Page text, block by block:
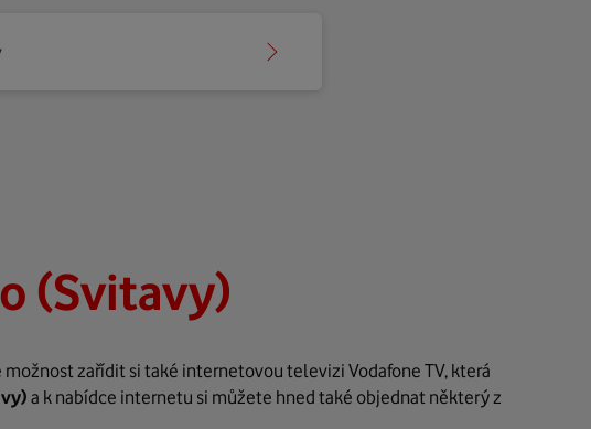
(Svitavy)
možnost zařídit si také internetovou televizi Vodafone TV, která
a k nabídce internetu si můžete hned také objednat některý z